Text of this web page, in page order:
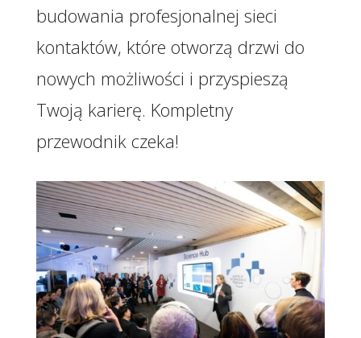
budowania profesjonalnej sieci
kontaktów, które otworzą drzwi do
nowych możliwości i przyspieszą
Twoją karierę. Kompletny
przewodnik czeka!